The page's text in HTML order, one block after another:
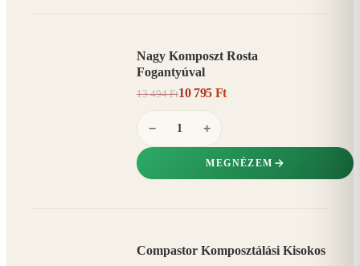
Nagy Komposzt Rosta
Fogantyúval
13 494 Ft10 795 Ft
− +
MEGNÉZEM
Compastor Komposztálási Kisokos